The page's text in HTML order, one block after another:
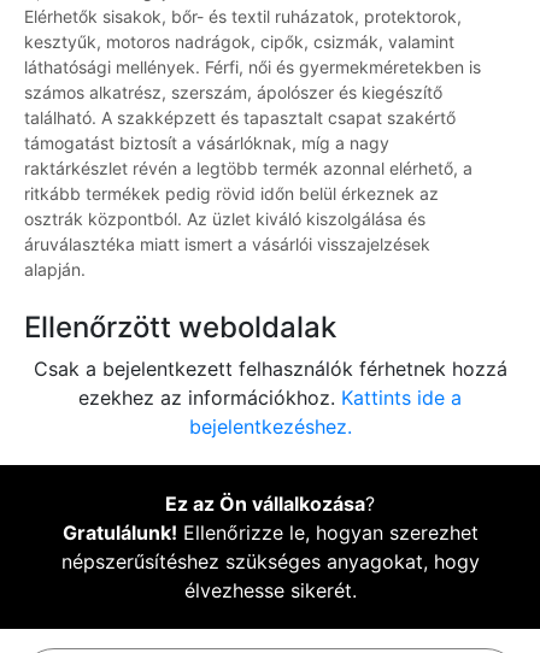
Elérhetők sisakok, bőr- és textil ruházatok, protektorok,
kesztyűk, motoros nadrágok, cipők, csizmák, valamint
láthatósági mellények. Férfi, női és gyermekméretekben is
számos alkatrész, szerszám, ápolószer és kiegészítő
található. A szakképzett és tapasztalt csapat szakértő
támogatást biztosít a vásárlóknak, míg a nagy
raktárkészlet révén a legtöbb termék azonnal elérhető, a
ritkább termékek pedig rövid időn belül érkeznek az
osztrák központból. Az üzlet kiváló kiszolgálása és
áruválasztéka miatt ismert a vásárlói visszajelzések
alapján.
Ellenőrzött weboldalak
Csak a bejelentkezett felhasználók férhetnek hozzá
ezekhez az információkhoz. Kattints ide a
bejelentkezéshez.
Ez az Ön vállalkozása?
Gratulálunk! Ellenőrizze le, hogyan szerezhet
népszerűsítéshez szükséges anyagokat, hogy
élvezhesse sikerét.